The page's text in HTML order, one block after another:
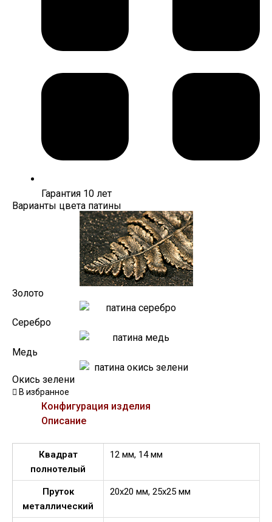
Гарантия 10 лет
Варианты цвета патины
Золото
Серебро
Медь
Окись зелени
В избранное
Конфигурация изделия
Описание
Квадрат
полнотелый
12 мм, 14 мм
Пруток
металлический
20х20 мм, 25х25 мм